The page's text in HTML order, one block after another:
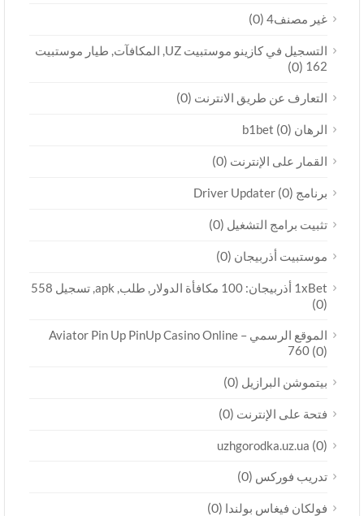
غير مصنف4 (0)
التسجيل في كازينو موستبيت UZ, المكافآت, طيار موستبيت
162
(0)
التعارف عن طريق الانترنت(0)
الرهان b1bet(0)
القمار على الإنترنت(0)
برنامج Driver Updater(0)
تثبيت برامج التشغيل(0)
موستبيت أذربيجان(0)
1xBet أذربيجان: 100 مكافأة الدولار, طلب, apk, تسجيل 558
الموقع الرسمي Aviator Pin Up PinUp Casino Online –
760(0)
بيتموشن البرازيل (0)
فتحة على الإنترنت(0)
uzhgorodka.uz.ua(0)
تدريب فوركس(0)
فولكان فيغاس بولندا(0)